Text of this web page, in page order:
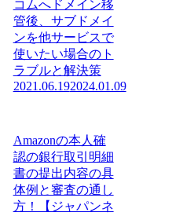
コムへドメイン移
管後、サブドメイ
ンを他サービスで
使いたい場合のト
ラブルと解決策
2021.06.192024.01.09
Amazonの本人確
認の銀行取引明細
書の提出内容の具
体例と審査の通し
方！【ジャパンネ